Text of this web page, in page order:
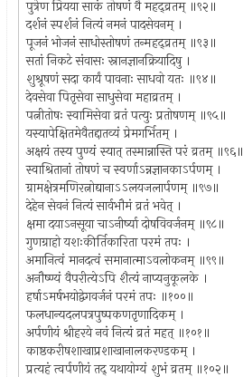
पुत्रेण प्रियया साकं तोषणं वै महद्व्रतम् ॥९२॥
दर्शनं स्पर्शनं नित्यं नमनं पादसेवनम् ।
पूजनं भोजनं साधोस्तोषणं तन्महद्व्रतम् ॥९३॥
सतां निकटे संवासः स्नानज्ञानक्रियादिषु ।
शुश्रूषणं सदा कार्यं पावनाः साधवो यतः ॥९४॥
देवसेवा पितृसेवा साधुसेवा महाव्रतम् ।
पत्नीतोषः स्वामिसेवा व्रतं पत्युः प्रतोषणम् ॥९५॥
यस्यापेक्षितमेवैतद्दातव्यं प्रेमगर्भितम् ।
अक्षयं तस्य पुण्यं स्यात् तस्मान्नास्ति परं व्रतम् ॥९६॥
स्वाश्रितानां तोषणं च स्वर्णाऽन्नज्ञानकाऽर्पणम् ।
ग्रामक्षेत्रमणिरत्नोद्यानाऽऽलयजलार्पणम् ॥९७॥
देहेन सेवनं नित्यं सार्वभौमं व्रतं भवेत् ।
क्षमा दयाऽनसूया चाऽनीर्ष्या दोषविवर्जनम् ॥९८॥
गुणग्राहो यशःकीर्तिकारिता परमं तपः ।
अमानित्वं मानदत्वं समानात्माऽवलोकनम् ॥९९॥
अनौष्ण्यं वैपरीत्येऽपि शैत्यं नाप्यनुकूलके ।
हर्षाऽमर्षभयोद्वेगवर्जनं परमं तपः ॥१००॥
फलधान्यदलपत्रपुष्पकणतृणादिकम् ।
अर्पणीयं श्रीहरये नवं नित्यं व्रतं महत् ॥१०१॥
काष्ठकरीषशाखाप्रशाखानालकरण्डकम् ।
प्रत्यहं त्वर्पणीयं तद् यथायोग्यं शुभं व्रतम् ॥१०२॥